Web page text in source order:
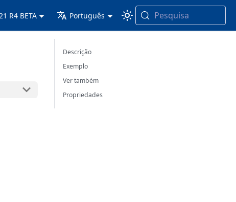
21 R4 BETA Português Pesquisa
Descrição
Exemplo
Ver também
Propriedades